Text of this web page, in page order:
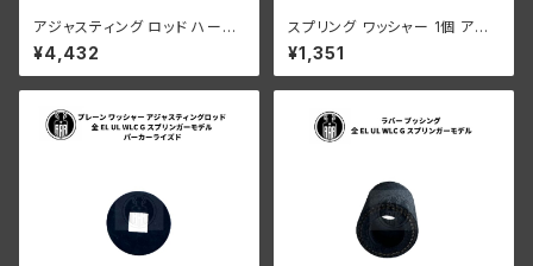
アジャスティング ロッド ハーレ
ーダビッドソン 全 EL UL WLC
G スプリンガーモデル パーカー/
亜鉛
¥4,432
スプリング ワッシャー 1個 アジ
ャスティングロッド ハーレーダ
ビッドソン 全 EL UL WLC G ス
プリンガーモデル パーカーライ
¥1,351